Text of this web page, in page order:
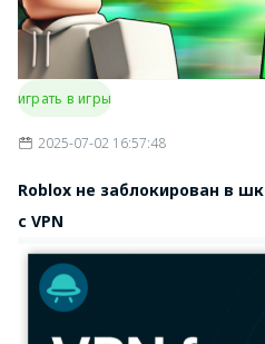
играть в игры
2025-07-02 16:57:48
Roblox не заблокирован в
с VPN